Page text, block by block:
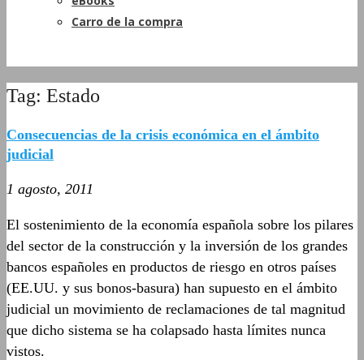
Carro de la compra
Tag: Estado
Consecuencias de la crisis económica en el ámbito
judicial
1 agosto, 2011
El sostenimiento de la economía española sobre los pilares
del sector de la construcción y la inversión de los grandes
bancos españoles en productos de riesgo en otros países
(EE.UU. y sus bonos-basura) han supuesto en el ámbito
judicial un movimiento de reclamaciones de tal magnitud
que dicho sistema se ha colapsado hasta límites nunca
vistos.